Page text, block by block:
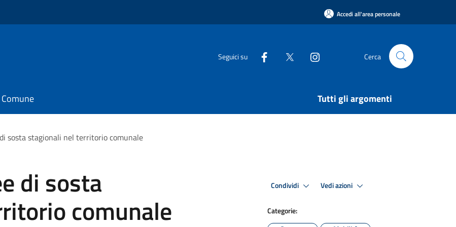
Accedi all'area personale
Seguici su Cerca
Tutti gli argomenti
sosta stagionali nel territorio comunale
di sosta
comunale
Condividi Vedi azioni
Categorie: